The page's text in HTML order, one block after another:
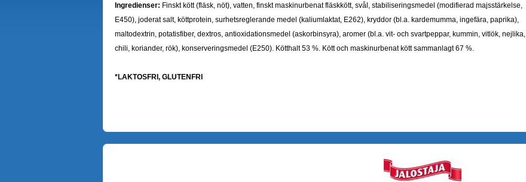
Ingredienser: Finskt kött (fläsk, nöt), vatten, finskt maskinurbenat fläskkött, svål, stabiliseringsmedel (modifierad majsstärkelse,
E450), joderat salt, köttprotein, surhetsreglerande medel (kaliumlaktat, E262), kryddor (bl.a. kardemumma, ingefära, paprika),
maltodextrin, potatisfiber, dextros, antioxidationsmedel (askorbinsyra), aromer (bl.a. vit- och svartpeppar, kummin, vitlök, nejlika,
chili, koriander, rök), konserveringsmedel (E250). Kötthalt 53 %. Kött och maskinurbenat kött sammanlagt 67 %.
*LAKTOSFRI, GLUTENFRI